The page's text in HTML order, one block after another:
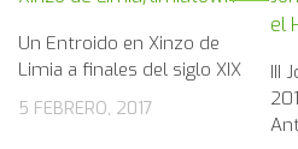
Un Entroido en Xinzo de
Limia a finales del siglo XIX
5 FEBRERO, 2017
III